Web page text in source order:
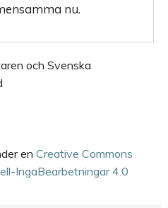
nu.
och Svenska
en Creative Commons
IngaBearbetningar 4.0